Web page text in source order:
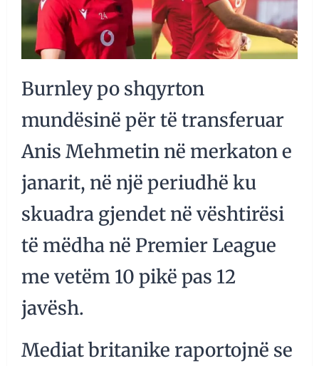
Burnley po shqyrton
mundësinë për të transferuar
Anis Mehmetin në merkaton e
janarit, në një periudhë ku
skuadra gjendet në vështirësi
të mëdha në Premier League
me vetëm 10 pikë pas 12
javësh.
Mediat britanike raportojnë se